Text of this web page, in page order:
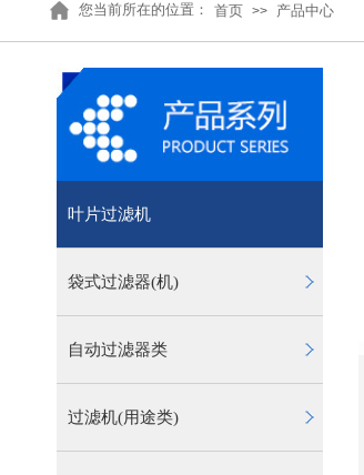
您当前所在的位置： 首页 >> 产品中心
叶片过滤机
袋式过滤器(机)
自动过滤器类
过滤机(用途类)